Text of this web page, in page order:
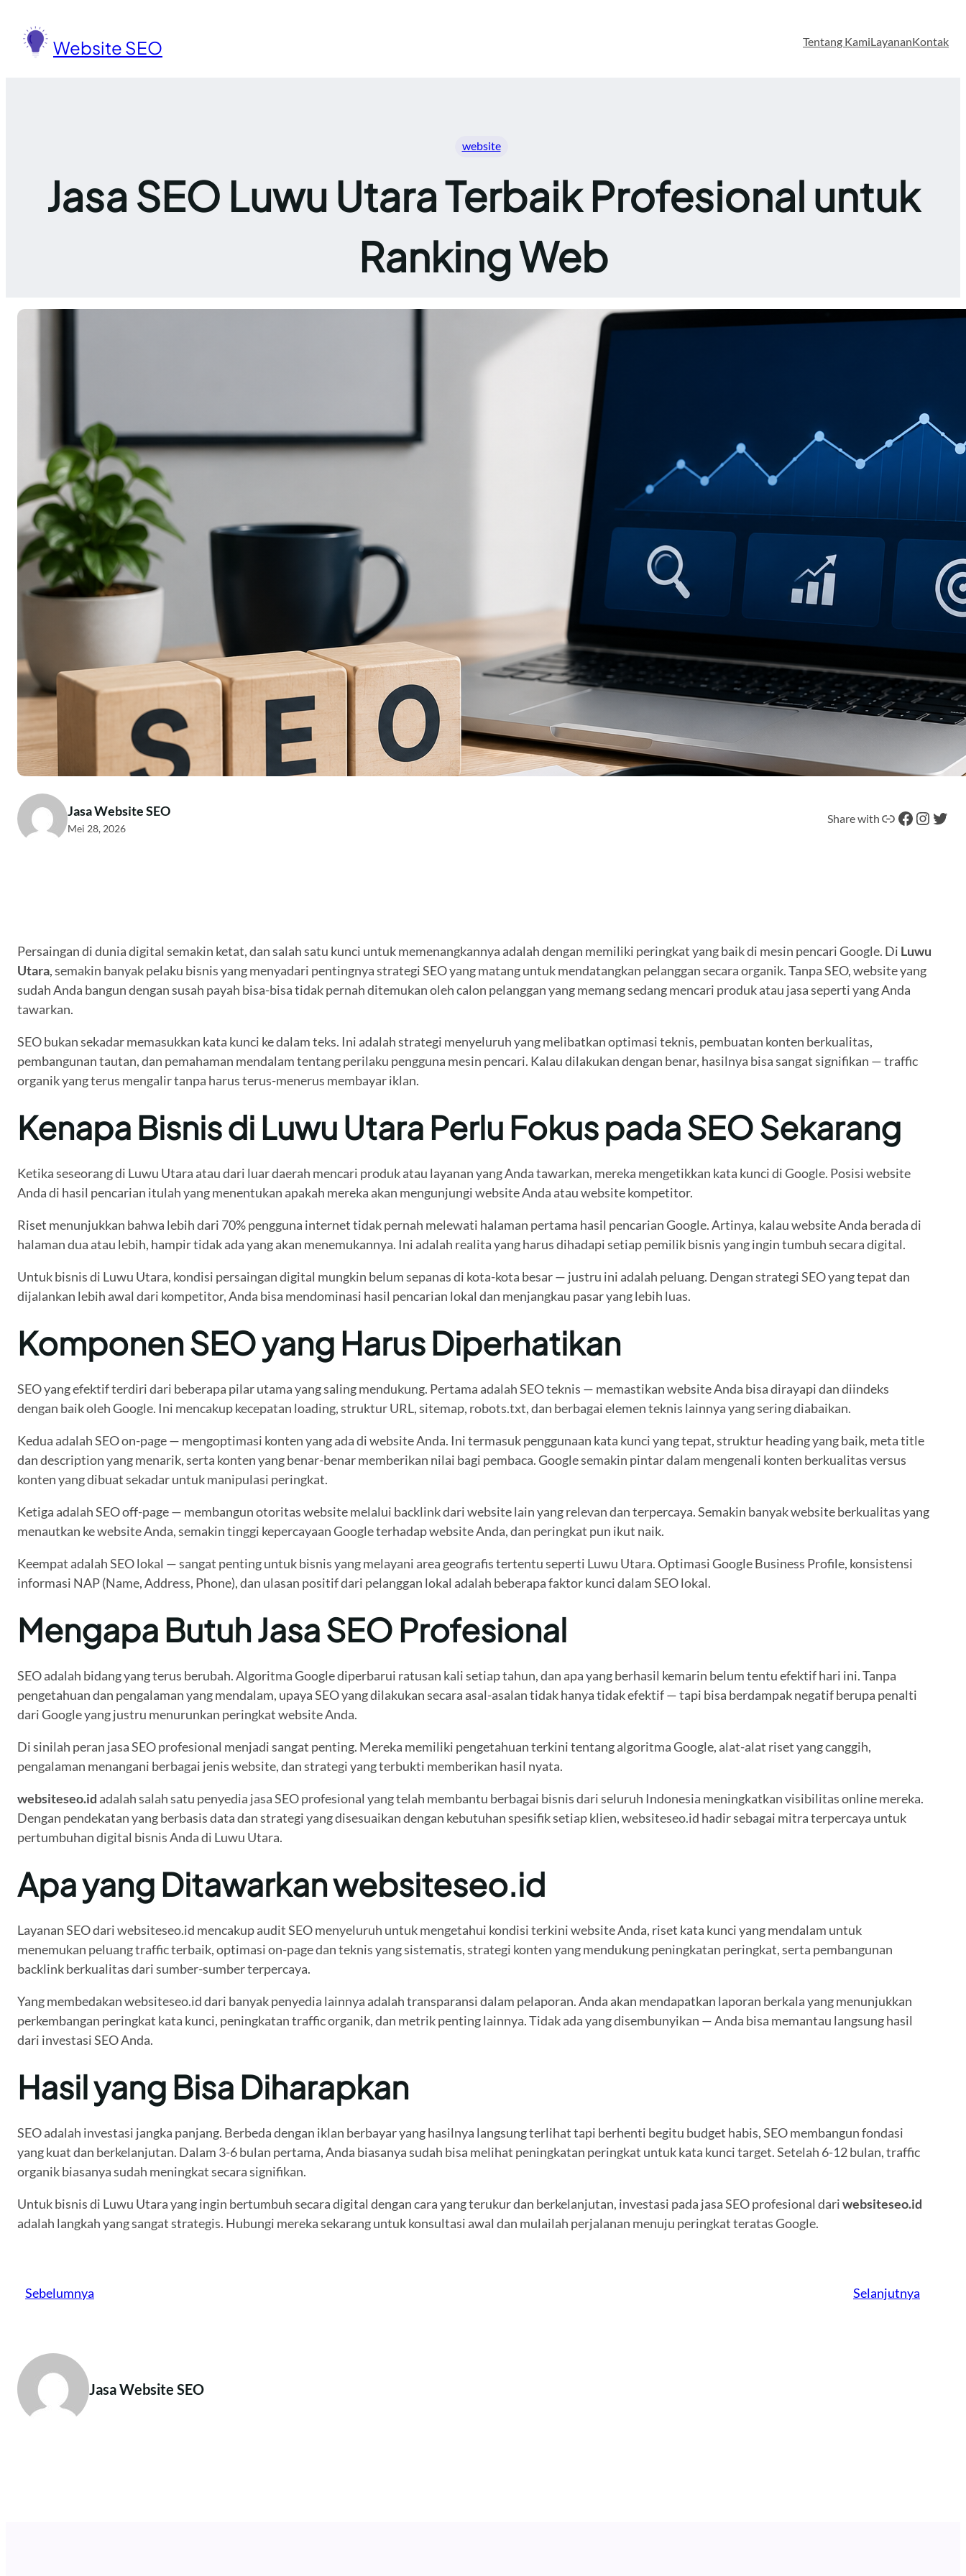
konten
Website SEO Tentang KamiLayananKontak
website
Jasa SEO Luwu Utara Terbaik Profesional untuk
Ranking Web
Jasa Website SEO
Mei 28, 2026
Share with Tautan Facebook Instagram Twitter
Persaingan di dunia digital semakin ketat, dan salah satu kunci untuk memenangkannya adalah dengan memiliki peringkat yang baik di mesin pencari Google. Di Luwu
Utara, semakin banyak pelaku bisnis yang menyadari pentingnya strategi SEO yang matang untuk mendatangkan pelanggan secara organik. Tanpa SEO, website yang
sudah Anda bangun dengan susah payah bisa-bisa tidak pernah ditemukan oleh calon pelanggan yang memang sedang mencari produk atau jasa seperti yang Anda
tawarkan.
SEO bukan sekadar memasukkan kata kunci ke dalam teks. Ini adalah strategi menyeluruh yang melibatkan optimasi teknis, pembuatan konten berkualitas,
pembangunan tautan, dan pemahaman mendalam tentang perilaku pengguna mesin pencari. Kalau dilakukan dengan benar, hasilnya bisa sangat signifikan — traffic
organik yang terus mengalir tanpa harus terus-menerus membayar iklan.
Kenapa Bisnis di Luwu Utara Perlu Fokus pada SEO Sekarang
Ketika seseorang di Luwu Utara atau dari luar daerah mencari produk atau layanan yang Anda tawarkan, mereka mengetikkan kata kunci di Google. Posisi website
Anda di hasil pencarian itulah yang menentukan apakah mereka akan mengunjungi website Anda atau website kompetitor.
Riset menunjukkan bahwa lebih dari 70% pengguna internet tidak pernah melewati halaman pertama hasil pencarian Google. Artinya, kalau website Anda berada di
halaman dua atau lebih, hampir tidak ada yang akan menemukannya. Ini adalah realita yang harus dihadapi setiap pemilik bisnis yang ingin tumbuh secara digital.
Untuk bisnis di Luwu Utara, kondisi persaingan digital mungkin belum sepanas di kota-kota besar — justru ini adalah peluang. Dengan strategi SEO yang tepat dan
dijalankan lebih awal dari kompetitor, Anda bisa mendominasi hasil pencarian lokal dan menjangkau pasar yang lebih luas.
Komponen SEO yang Harus Diperhatikan
SEO yang efektif terdiri dari beberapa pilar utama yang saling mendukung. Pertama adalah SEO teknis — memastikan website Anda bisa dirayapi dan diindeks
dengan baik oleh Google. Ini mencakup kecepatan loading, struktur URL, sitemap, robots.txt, dan berbagai elemen teknis lainnya yang sering diabaikan.
Kedua adalah SEO on-page — mengoptimasi konten yang ada di website Anda. Ini termasuk penggunaan kata kunci yang tepat, struktur heading yang baik, meta title
dan description yang menarik, serta konten yang benar-benar memberikan nilai bagi pembaca. Google semakin pintar dalam mengenali konten berkualitas versus
konten yang dibuat sekadar untuk manipulasi peringkat.
Ketiga adalah SEO off-page — membangun otoritas website melalui backlink dari website lain yang relevan dan terpercaya. Semakin banyak website berkualitas yang
menautkan ke website Anda, semakin tinggi kepercayaan Google terhadap website Anda, dan peringkat pun ikut naik.
Keempat adalah SEO lokal — sangat penting untuk bisnis yang melayani area geografis tertentu seperti Luwu Utara. Optimasi Google Business Profile, konsistensi
informasi NAP (Name, Address, Phone), dan ulasan positif dari pelanggan lokal adalah beberapa faktor kunci dalam SEO lokal.
Mengapa Butuh Jasa SEO Profesional
SEO adalah bidang yang terus berubah. Algoritma Google diperbarui ratusan kali setiap tahun, dan apa yang berhasil kemarin belum tentu efektif hari ini. Tanpa
pengetahuan dan pengalaman yang mendalam, upaya SEO yang dilakukan secara asal-asalan tidak hanya tidak efektif — tapi bisa berdampak negatif berupa penalti
dari Google yang justru menurunkan peringkat website Anda.
Di sinilah peran jasa SEO profesional menjadi sangat penting. Mereka memiliki pengetahuan terkini tentang algoritma Google, alat-alat riset yang canggih,
pengalaman menangani berbagai jenis website, dan strategi yang terbukti memberikan hasil nyata.
websiteseo.id adalah salah satu penyedia jasa SEO profesional yang telah membantu berbagai bisnis dari seluruh Indonesia meningkatkan visibilitas online mereka.
Dengan pendekatan yang berbasis data dan strategi yang disesuaikan dengan kebutuhan spesifik setiap klien, websiteseo.id hadir sebagai mitra terpercaya untuk
pertumbuhan digital bisnis Anda di Luwu Utara.
Apa yang Ditawarkan websiteseo.id
Layanan SEO dari websiteseo.id mencakup audit SEO menyeluruh untuk mengetahui kondisi terkini website Anda, riset kata kunci yang mendalam untuk
menemukan peluang traffic terbaik, optimasi on-page dan teknis yang sistematis, strategi konten yang mendukung peningkatan peringkat, serta pembangunan
backlink berkualitas dari sumber-sumber terpercaya.
Yang membedakan websiteseo.id dari banyak penyedia lainnya adalah transparansi dalam pelaporan. Anda akan mendapatkan laporan berkala yang menunjukkan
perkembangan peringkat kata kunci, peningkatan traffic organik, dan metrik penting lainnya. Tidak ada yang disembunyikan — Anda bisa memantau langsung hasil
dari investasi SEO Anda.
Hasil yang Bisa Diharapkan
SEO adalah investasi jangka panjang. Berbeda dengan iklan berbayar yang hasilnya langsung terlihat tapi berhenti begitu budget habis, SEO membangun fondasi
yang kuat dan berkelanjutan. Dalam 3-6 bulan pertama, Anda biasanya sudah bisa melihat peningkatan peringkat untuk kata kunci target. Setelah 6-12 bulan, traffic
organik biasanya sudah meningkat secara signifikan.
Untuk bisnis di Luwu Utara yang ingin bertumbuh secara digital dengan cara yang terukur dan berkelanjutan, investasi pada jasa SEO profesional dariwebsiteseo.id
adalah langkah yang sangat strategis. Hubungi mereka sekarang untuk konsultasi awal dan mulailah perjalanan menuju peringkat teratas Google.
Sebelumnya Selanjutnya
Jasa Website SEO